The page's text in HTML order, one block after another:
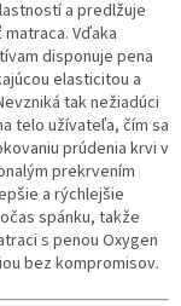
a predlžuje
Vďaka
disponuje pena
elasticitou a
tak nežiadúci
telo užívateľa, čím sa
prúdenia krvi v
prekrvením
a rýchlejšie
spánku, takže
s penou Oxygen
bez kompromisov.